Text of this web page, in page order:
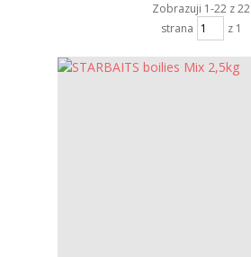
Zobrazuji 1-22 z 22
strana
z 1